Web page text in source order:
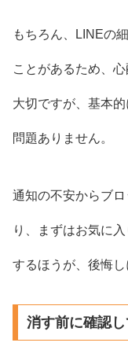
もちろん、LINEの
ことがあるため、
大切ですが、基本
問題ありません。
通知の不安からブ
り、まずはお気に
するほうが、後悔し
消す前に確認